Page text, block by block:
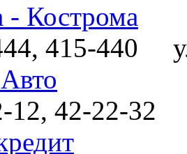
Кострома
415-440
12, 42-22-32